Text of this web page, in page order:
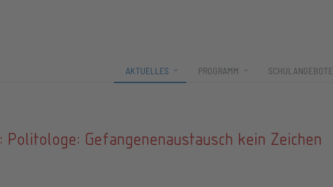
AKTUELLES PROGRAMM SCHULANGEBOTE
Gefangenenaustausch kein Zeichen